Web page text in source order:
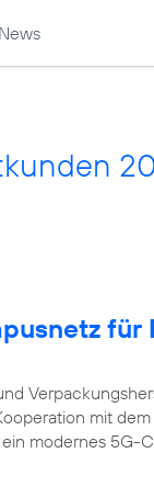
News
für
mit
modernes 5G-